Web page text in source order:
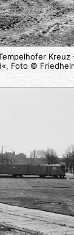
Kreuz
Foto ©